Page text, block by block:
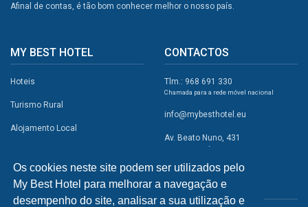
Os cookies neste site podem ser utilizados pelo
My Best Hotel para melhorar a navegação e
desempenho do site, analisar a sua utilização e
Afinal de contas, é tão bom conhecer melhor o nosso país.
MY BEST HOTEL
Hoteis
Turismo Rural
Alojamento Local
Campismo
Atividades
CONTACTOS
Tlm.: 968 691 330
Chamada para a rede móvel nacional
info@mybesthotel.eu
Av. Beato Nuno, 431
2495-401 Fátima
REDES SOCIAIS